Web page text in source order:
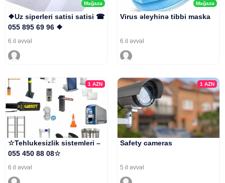
Mağaza
❖Uz siperleri satisi satisi ☎
055 895 69 96 ❖
6 il əvvəl
Mağaza
Virus əleyhinə tibbi maska
6 il əvvəl
1AZN
☆Tehlukesizlik sistemleri –
055 450 88 08☆
6 il əvvəl
1 AZN
Safety cameras
5 il əvvəl